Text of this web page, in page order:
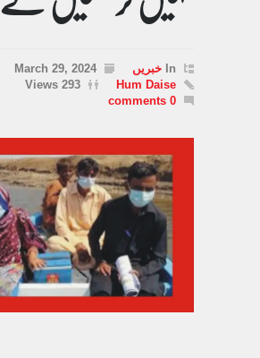
In خبریں
March 29, 2024
Hum Daise
293 Views
0 comments